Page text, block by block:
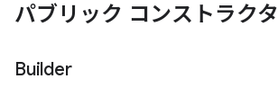
パブリック コンストラクタ
Builder